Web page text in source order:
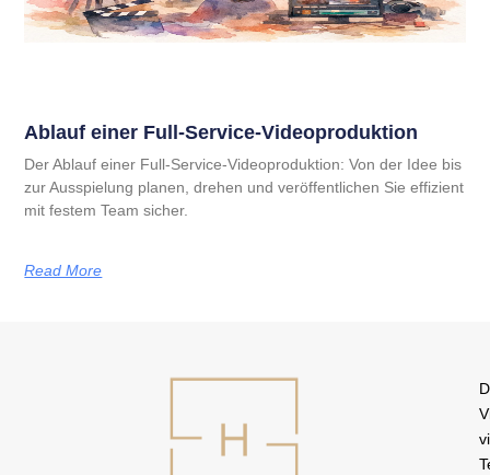
Ablauf einer Full-Service-Videoproduktion
Der Ablauf einer Full-Service-Videoproduktion: Von der Idee bis
zur Ausspielung planen, drehen und veröffentlichen Sie effizient
mit festem Team sicher.
Read More